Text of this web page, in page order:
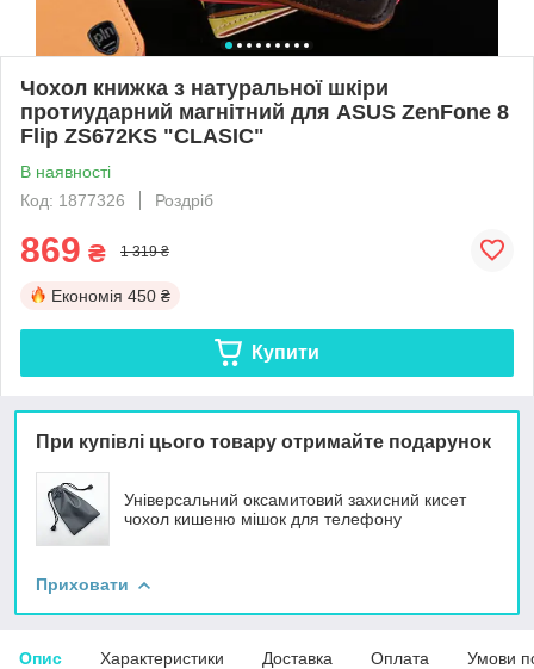
Чохол книжка з натуральної шкіри
протиударний магнітний для ASUS ZenFone 8
Flip ZS672KS "CLASIC"
В наявності
Код: 1877326
Роздріб
869 ₴ 1 319 ₴
Економія 450 ₴
Купити
При купівлі цього товару отримайте подарунок
Універсальний оксамитовий захисний кисет
чохол кишеню мішок для телефону
Приховати
Опис Характеристики Доставка Оплата Умови